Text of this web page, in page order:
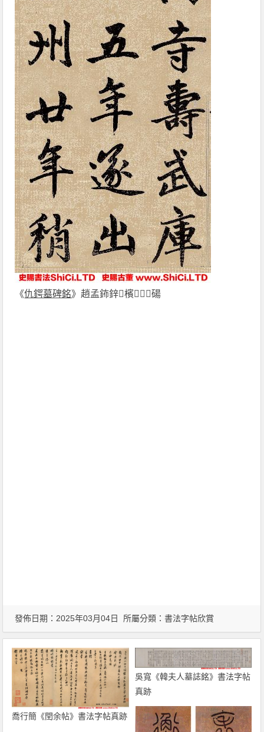
《仇鍔墓碑銘》趙孟鈽鋅檳！＞碭
發佈日期：2025年03月04日 所屬分類：書法字帖欣賞
喬行簡《閏余帖》書法字帖真跡
吳寬《韓夫人墓誌銘》書法字帖
真跡